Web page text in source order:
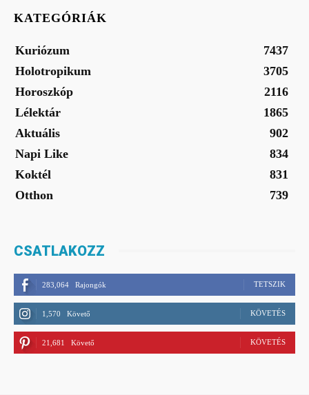
KATEGÓRIÁK
Kuriózum
7437
Holotropikum
3705
Horoszkóp
2116
Lélektár
1865
Aktuális
902
Napi Like
834
Koktél
831
Otthon
739
CSATLAKOZZ
283,064 Rajongók TETSZIK
1,570 Követő KÖVETÉS
21,681 Követő KÖVETÉS